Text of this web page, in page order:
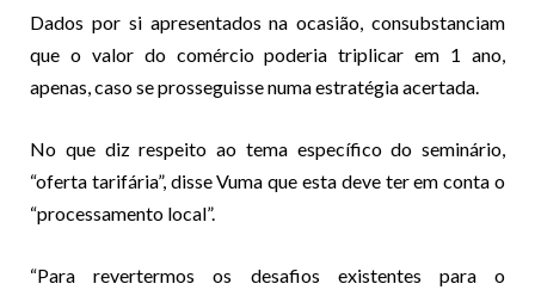
Dados por si apresentados na ocasião, consubstanciam
que o valor do comércio poderia triplicar em 1 ano,
apenas, caso se prosseguisse numa estratégia acertada.
No que diz respeito ao tema específico do seminário,
“oferta tarifária”, disse Vuma que esta deve ter em conta o
“processamento local”.
“Para revertermos os desafios existentes para o